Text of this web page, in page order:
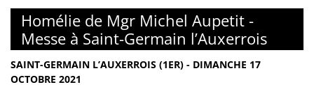
Homélie de Mgr Michel Aupetit -
Messe à Saint-Germain l’Auxerrois
SAINT-GERMAIN L’AUXERROIS (1ER) - DIMANCHE 17
OCTOBRE 2021